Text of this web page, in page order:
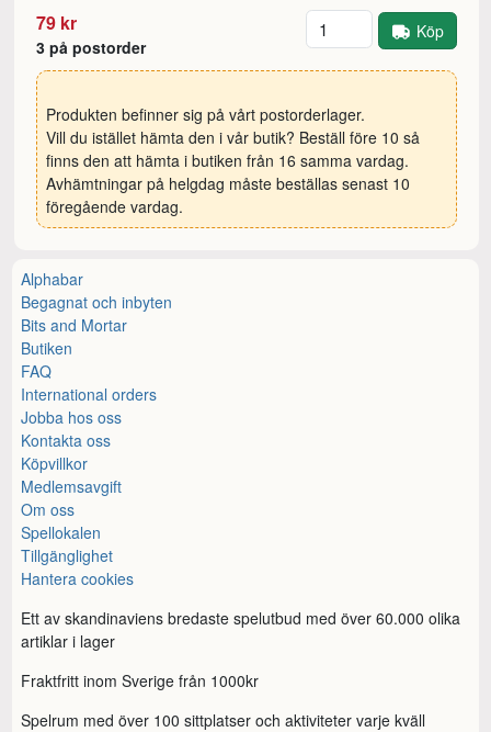
79 kr
3 på postorder
Antal Köp
Produkten befinner sig på vårt postorderlager.
Vill du istället hämta den i vår butik? Beställ före 10 så
finns den att hämta i butiken från 16 samma vardag.
Avhämtningar på helgdag måste beställas senast 10
föregående vardag.
Alphabar
Begagnat och inbyten
Bits and Mortar
Butiken
FAQ
International orders
Jobba hos oss
Kontakta oss
Köpvillkor
Medlemsavgift
Om oss
Spellokalen
Tillgänglighet
Hantera cookies
Ett av skandinaviens bredaste spelutbud med över 60.000 olika
artiklar i lager
Fraktfritt inom Sverige från 1000kr
Spelrum med över 100 sittplatser och aktiviteter varje kväll